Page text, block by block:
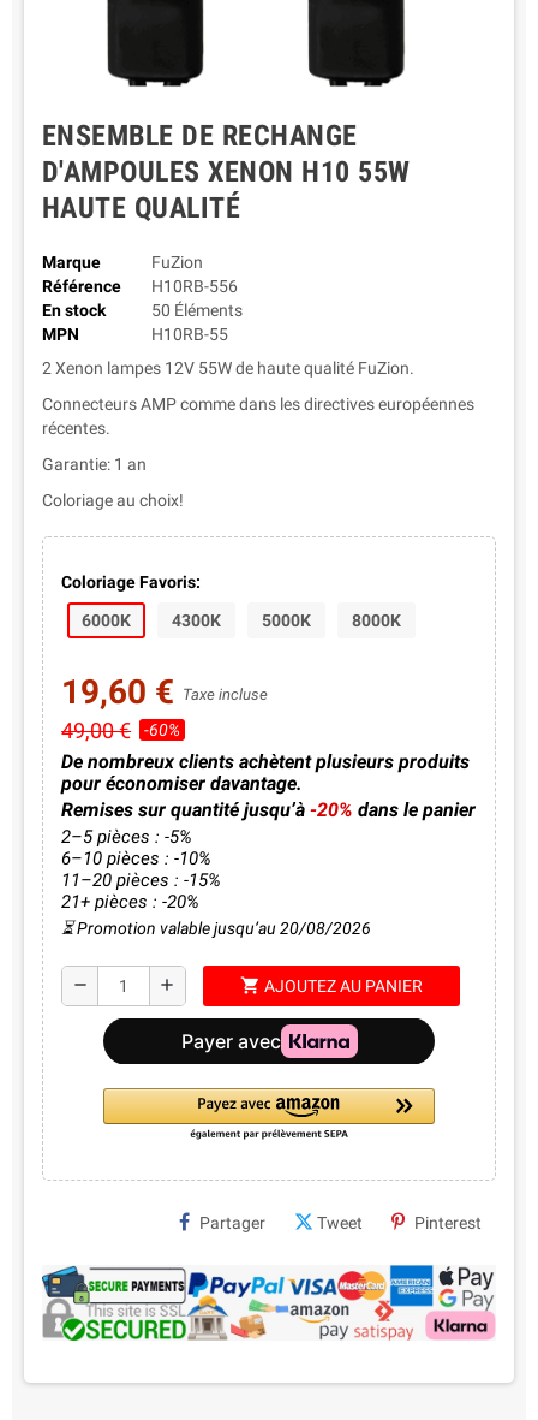
ENSEMBLE DE RECHANGE
D'AMPOULES XENON H10 55W
HAUTE QUALITÉ
Marque
FuZion
Référence
H10RB-556
En stock
50 Éléments
MPN
H10RB-55
2 Xenon lampes 12V 55W de haute qualité FuZion.
Connecteurs AMP comme dans les directives européennes
récentes.
Garantie: 1 an
Coloriage au choix!
Coloriage Favoris:
6000K
4300K 5000K 8000K
19,60 € Taxe incluse
49,00 € -60%
De nombreux clients achètent plusieurs produits
pour économiser davantage.
Remises sur quantité jusqu’à-20% dans le panier
2–5 pièces : -5%
6–10 pièces : -10%
11–20 pièces : -15%
21+ pièces : -20%
⏳ Promotion valable jusqu’au 20/08/2026
remove add shopping_cart AJOUTEZ AU PANIER
Partager Tweet Pinterest